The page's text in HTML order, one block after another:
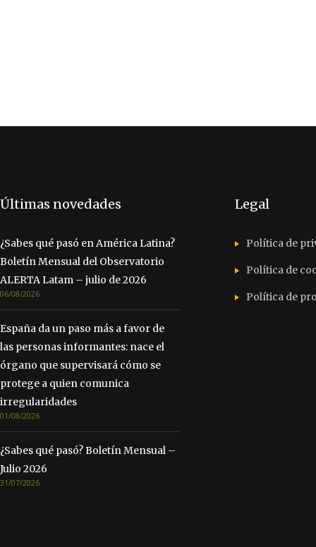
Últimas novedades
¿Sabes qué pasó en América Latina?
Boletín Mensual del Observatorio
ALERTA Latam – julio de 2026
06/08/2026
España da un paso más a favor de
las personas informantes: nace el
órgano que supervisará cómo se
protege a quien comunica
irregularidades
01/08/2026
¿Sabes qué pasó? Boletín Mensual –
Julio 2026
31/07/2026
Legal
Política de
Política de
Política de